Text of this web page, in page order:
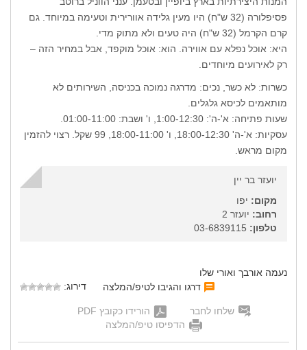
פסיפלורה (32 ש"ח) היו מעין גלידה אוורירית וטעימה במיוחד. גם
קרם הקרמל (32 ש"ח) היה טעים ולא מתוק מדי.
היא: אוכל נפלא עם אווירה. הוא: אוכל מוקפד, אבל במחיר הזה –
רק לאירועים מיוחדים.
כשרות: לא כשר, נכים: מדרגה נמוכה בכניסה, השירותים לא
מותאמים לכיסא גלגלים.
שעות פתיחה: א'-ה': 1:00-12:30, ו' ושבת: 01:00-11:00.
עסקיות: א'-ה' 18:00-12:30, ו' 18:00-11:00, 99 שקל. רצוי להזמין
מקום מראש.
יועזר בר יין
מקום: יפו
רחוב: יועזר 2
טלפון:
נעמה אורבך ואורי שלו
דרגו והגיבו לטיפ/המלצה
דירוג:
שלחו לחבר
הורידו כקובץ PDF
הדפיסו טיפ/המלצה